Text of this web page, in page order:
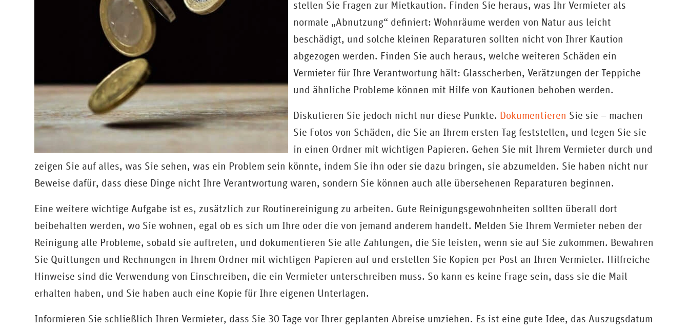
stellen Sie Fragen zur Mietkaution. Finden Sie heraus, was Ihr Vermieter als
normale „Abnutzung“ definiert: Wohnräume werden von Natur aus leicht
beschädigt, und solche kleinen Reparaturen sollten nicht von Ihrer Kaution
abgezogen werden. Finden Sie auch heraus, welche weiteren Schäden ein
Vermieter für Ihre Verantwortung hält: Glasscherben, Verätzungen der Teppiche
und ähnliche Probleme können mit Hilfe von Kautionen behoben werden.
Diskutieren Sie jedoch nicht nur diese Punkte. Dokumentieren Sie sie – machen
Sie Fotos von Schäden, die Sie an Ihrem ersten Tag feststellen, und legen Sie sie
in einen Ordner mit wichtigen Papieren. Gehen Sie mit Ihrem Vermieter durch und
zeigen Sie auf alles, was Sie sehen, was ein Problem sein könnte, indem Sie ihn oder sie dazu bringen, sie abzumelden. Sie haben nicht nur
Beweise dafür, dass diese Dinge nicht Ihre Verantwortung waren, sondern Sie können auch alle übersehenen Reparaturen beginnen.
Eine weitere wichtige Aufgabe ist es, zusätzlich zur Routinereinigung zu arbeiten. Gute Reinigungsgewohnheiten sollten überall dort
beibehalten werden, wo Sie wohnen, egal ob es sich um Ihre oder die von jemand anderem handelt. Melden Sie Ihrem Vermieter neben der
Reinigung alle Probleme, sobald sie auftreten, und dokumentieren Sie alle Zahlungen, die Sie leisten, wenn sie auf Sie zukommen. Bewahren
Sie Quittungen und Rechnungen in Ihrem Ordner mit wichtigen Papieren auf und erstellen Sie Kopien per Post an Ihren Vermieter. Hilfreiche
Hinweise sind die Verwendung von Einschreiben, die ein Vermieter unterschreiben muss. So kann es keine Frage sein, dass sie die Mail
erhalten haben, und Sie haben auch eine Kopie für Ihre eigenen Unterlagen.
Informieren Sie schließlich Ihren Vermieter, dass Sie 30 Tage vor Ihrer geplanten Abreise umziehen. Es ist eine gute Idee, das Auszugsdatum